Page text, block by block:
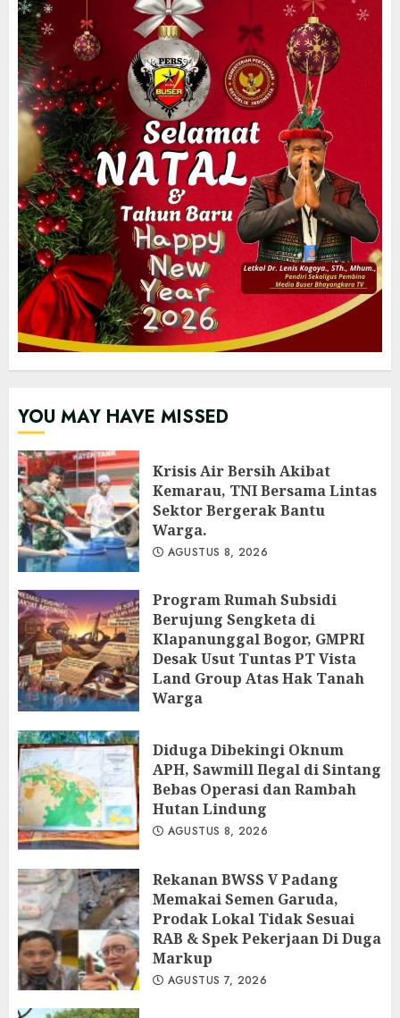
YOU MAY HAVE MISSED
Krisis Air Bersih Akibat
Kemarau, TNI Bersama Lintas
Sektor Bergerak Bantu
Warga.
AGUSTUS 8, 2026
Program Rumah Subsidi
Berujung Sengketa di
Klapanunggal Bogor, GMPRI
Desak Usut Tuntas PT Vista
Land Group Atas Hak Tanah
Warga
Diduga Dibekingi Oknum
APH, Sawmill Ilegal di Sintang
Bebas Operasi dan Rambah
Hutan Lindung
AGUSTUS 8, 2026
Rekanan BWSS V Padang
Memakai Semen Garuda,
Prodak Lokal Tidak Sesuai
RAB & Spek Pekerjaan Di Duga
Markup
AGUSTUS 7, 2026